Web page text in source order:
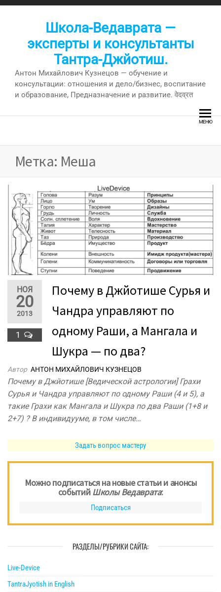
Перейти
Школа-Ведаврата —
эксперты и консультанты
Тантра-Джйотиш.
Антон Михайлович Кузнецов — обучение и
консультации: отношения и дело/бизнес, воспитание
и образование, Предназначение и развитие. वेदव्रत
МЕНЮ
Метка: Меша
НОЯ
20
2013
1
Почему в Джйотише Сурья и
Чандра управляют по
одному Раши, а Мангала и
Шукра — по два?
Автор АНТОН МИХАЙЛОВИЧ КУЗНЕЦОВ
Почему в Джйотише [Ведической астрологии] Грахи
Сурья и Чандра управляют по одному Раши (4 и 5), а
такие Грахи как Мангала и Шукра по два Раши (1+8 и
2+7) ? В индивидууме, в том числе…
Задать вопрос мастеру
Можно подписаться на новые статьи и анонсы
событийШколы Ведаврата:
Подписаться
РАЗДЕЛЫ/РУБРИКИ САЙТА:
Live-Device
TantraJyotish in English